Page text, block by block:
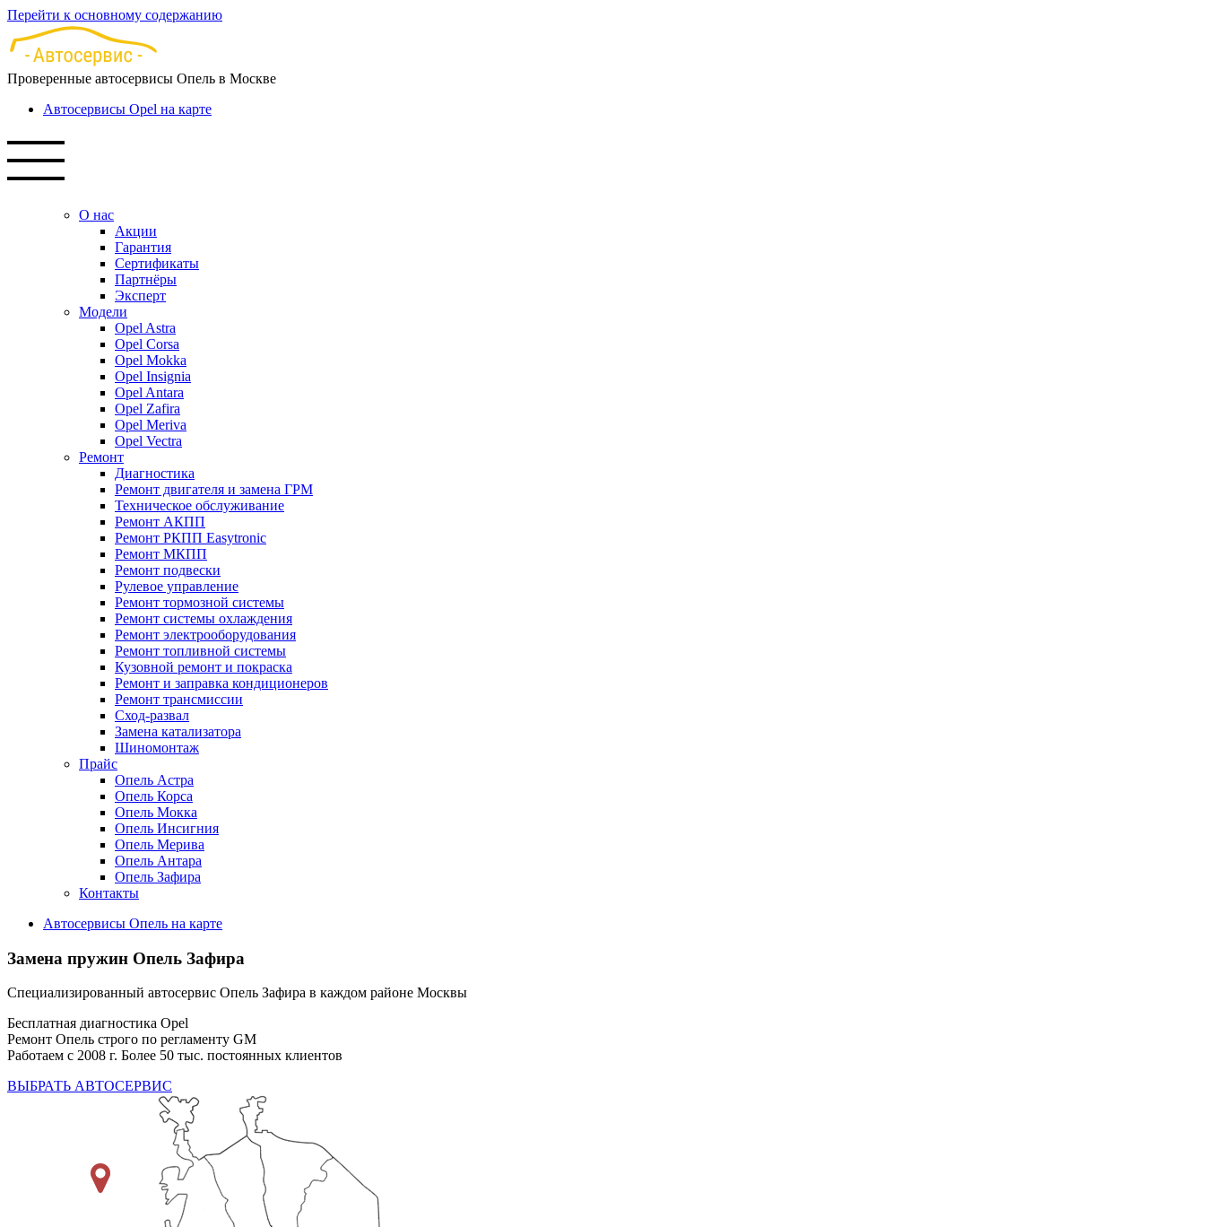
Перейти к основному содержанию
Проверенные автосервисы Опель в Москве
Автосервисы Opel на карте
О нас
Акции
Гарантия
Сертификаты
Партнёры
Эксперт
Модели
Opel Astra
Opel Corsa
Opel Mokka
Opel Insignia
Opel Antara
Opel Zafira
Opel Meriva
Opel Vectra
Ремонт
Диагностика
Ремонт двигателя и замена ГРМ
Техническое обслуживание
Ремонт АКПП
Ремонт РКПП Easytronic
Ремонт МКПП
Ремонт подвески
Рулевое управление
Ремонт тормозной системы
Ремонт системы охлаждения
Ремонт электрооборудования
Ремонт топливной системы
Кузовной ремонт и покраска
Ремонт и заправка кондиционеров
Ремонт трансмиссии
Сход-развал
Замена катализатора
Шиномонтаж
Прайс
Опель Астра
Опель Корса
Опель Мокка
Опель Инсигния
Опель Мерива
Опель Антара
Опель Зафира
Контакты
Автосервисы Опель на карте
Замена пружин Опель Зафира
Специализированный автосервис Опель Зафира в каждом районе Москвы
Бесплатная диагностика Opel
Ремонт Опель строго по регламенту GM
Работаем с 2008 г. Более 50 тыс. постоянных клиентов
ВЫБРАТЬ АВТОСЕРВИС